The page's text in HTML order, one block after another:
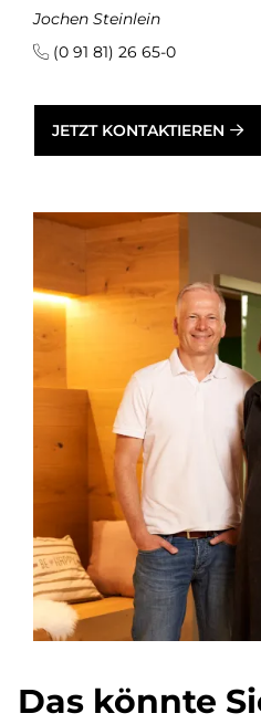
Jochen Steinlein
(0 91 81) 26 65-0
JETZT KONTAKTIEREN
Das könnte